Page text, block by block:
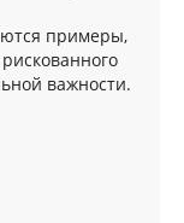
примеры,
важности.